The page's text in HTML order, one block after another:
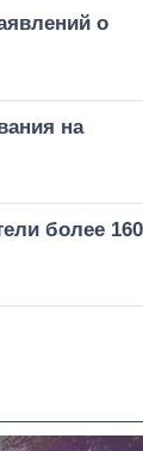
о
на
более 160